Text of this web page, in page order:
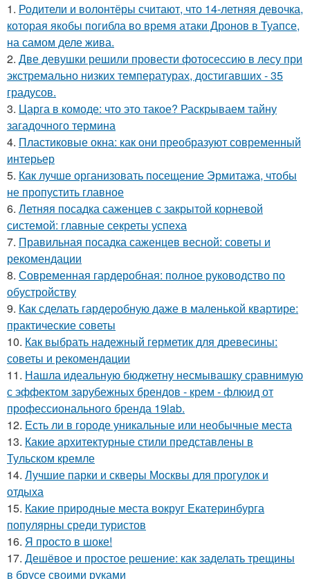
1. Родители и волонтёры считают, что 14-летняя девочка,
которая якобы погибла во время атаки Дронов в Туапсе,
на самом деле жива.
2. Две девушки решили провести фотосессию в лесу при
экстремально низких температурах, достигавших - 35
градусов.
3. Царга в комоде: что это такое? Раскрываем тайну
загадочного термина
4. Пластиковые окна: как они преобразуют современный
интерьер
5. Как лучше организовать посещение Эрмитажа, чтобы
не пропустить главное
6. Летняя посадка саженцев с закрытой корневой
системой: главные секреты успеха
7. Правильная посадка саженцев весной: советы и
рекомендации
8. Современная гардеробная: полное руководство по
обустройству
9. Как сделать гардеробную даже в маленькой квартире:
практические советы
10. Как выбрать надежный герметик для древесины:
советы и рекомендации
11. Нашла идеальную бюджетну несмывашку сравнимую
с эффектом зарубежных брендов - крем - флюид от
профессионального бренда 19lab.
12. Есть ли в городе уникальные или необычные места
13. Какие архитектурные стили представлены в
Тульском кремле
14. Лучшие парки и скверы Москвы для прогулок и
отдыха
15. Какие природные места вокруг Екатеринбурга
популярны среди туристов
16. Я просто в шоке!
17. Дешёвое и простое решение: как заделать трещины
в брусе своими руками